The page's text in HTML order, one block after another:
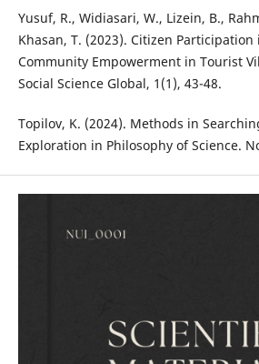
Yusuf, R., Widiasari, W., Lizein, B.,
Khasan, T. (2023). Citizen
Community Empowerment in Tourist
Social Science Global, 1(1), 43-48.
Topilov, K. (2024). Methods in
Exploration in Philosophy of Science.